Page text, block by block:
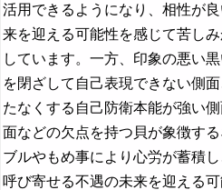
活用できるようになり、相性が
来を迎える可能性を感じて苦し
しています。一方、印象の悪い
を閉ざして自己表現できない側
たなくする自己防衛本能が強い
面などの欠点を持つ貝が象徴す
ブルやもめ事により心労が蓄積
呼び寄せる不遇の未来を迎える